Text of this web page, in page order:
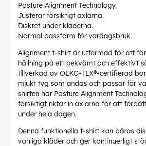
Posture Alignment Technology.
Justerar försiktigt axlarna.
Diskret under kläderna.
Normal passform för vardagsbruk.
Alignment t-shirt är utformad för att
hållning på ett bekvämt och effektivt
tillverkad av OEKO-TEX®-certifierad
mjukt tyg som andas och passar för
shirten har Posture Alignment
försiktigt riktar in axlarna för att
under hela dagen.
Denna funktionella t-shirt kan bäras
vanliga kläder och ger kontinuerligt